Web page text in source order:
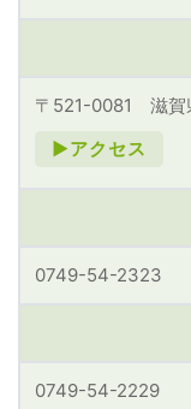
〒521-0081 滋賀
►アクセス
0749-54-2323
0749-54-2229